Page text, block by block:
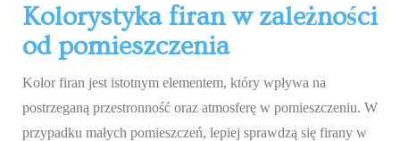
Kolorystyka firan w zależności
od pomieszczenia
Kolor firan jest istotnym elementem, który wpływa na
postrzeganą przestronność oraz atmosferę w pomieszczeniu. W
przypadku małych pomieszczeń, lepiej sprawdzą się firany w